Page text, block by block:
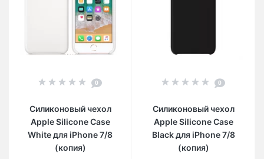
0
Силиконовый чехол
Apple Silicone Case
White для iPhone 7/8
(копия)
0
Силиконовый чехол
Apple Silicone Case
Black для iPhone 7/8
(копия)